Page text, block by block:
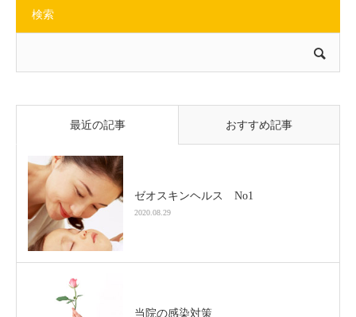
検索
最近の記事 おすすめ記事
ゼオスキンヘルス No1
2020.08.29
当院の感染対策